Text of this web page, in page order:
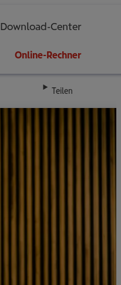
Download-Center
Online-Rechner
Teilen